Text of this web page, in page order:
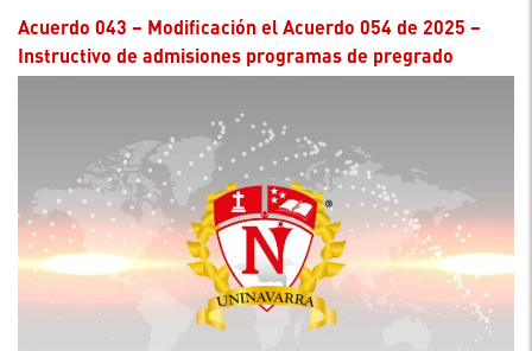
Acuerdo 043 – Modificación el Acuerdo 054 de 2025 –
Instructivo de admisiones programas de pregrado